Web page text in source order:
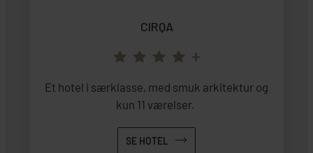
CIRQA
+
Et hotel i særklasse, med smuk arkitektur og
kun 11 værelser.
SE HOTEL